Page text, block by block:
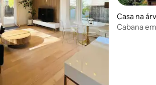
de 5, 22 avaliações Casa na
Cabana